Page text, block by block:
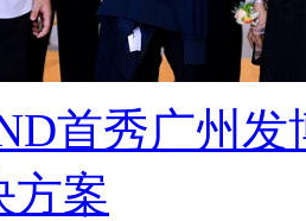
首秀广州
方案